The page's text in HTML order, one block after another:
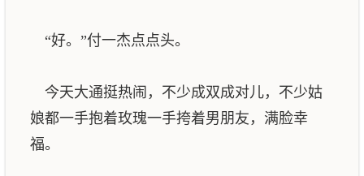
“好。”付一杰点点头。
今天大通挺热闹，不少成双成对儿，不少姑
娘都一手抱着玫瑰一手挎着男朋友，满脸幸
福。